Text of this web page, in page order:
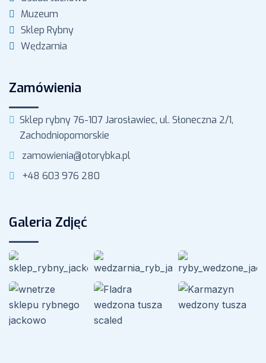
Muzeum
Sklep Rybny
Wędzarnia
Zamówienia
Sklep rybny 76-107 Jarosławiec, ul. Słoneczna 2/1,
Zachodniopomorskie
zamowienia@otorybka.pl
+48 603 976 280
Galeria Zdjęć